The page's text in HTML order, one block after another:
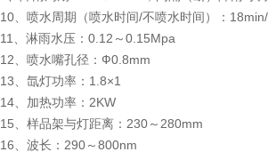
10、喷水周期（喷水时间/不喷水时间）：
11、淋雨水压：0.12～0.15Mpa
12、喷水嘴孔径：Ф0.8mm
13、氙灯功率：1.8×1
14、加热功率：2KW
15、样品架与灯距离：230～280mm
16、波长：290～800nm